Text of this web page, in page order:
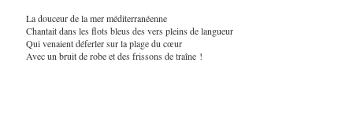
La douceur de la mer méditerranéenne
Chantait dans les flots bleus des vers pleins de langueur
Qui venaient déferler sur la plage du cœur
Avec un bruit de robe et des frissons de traîne !